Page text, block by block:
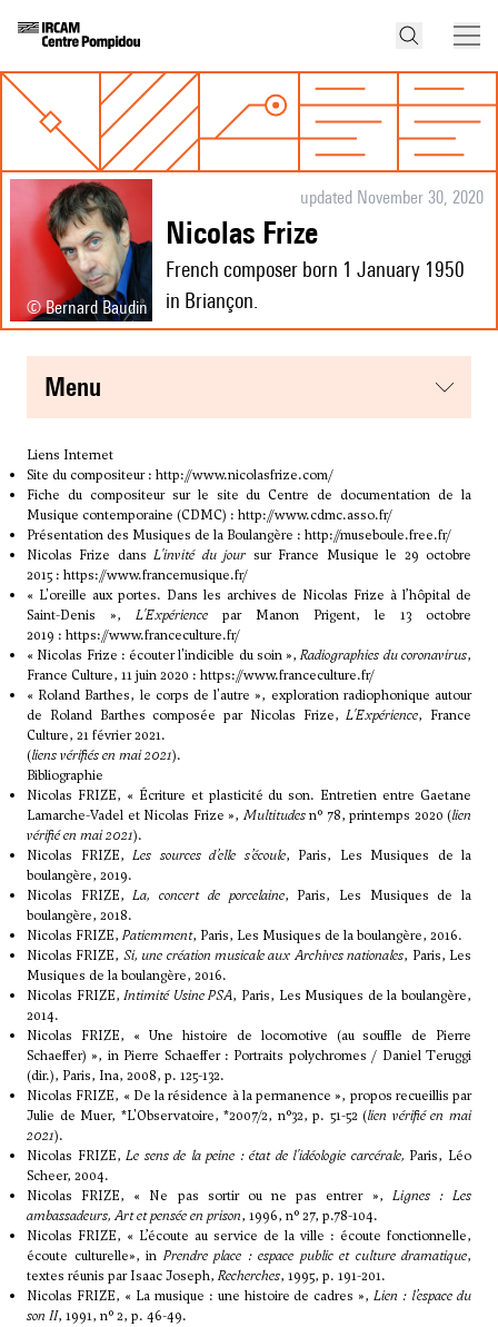
© Bernard Baudin
updated November 30, 2020
Nicolas Frize
French composer born 1 January 1950
in Briançon.
menu
Liens Internet
Site du compositeur : http://www.nicolasfrize.com/
Fiche du compositeur sur le site du Centre de documentation de la
Musique contemporaine (CDMC) : http://www.cdmc.asso.fr/
Présentation des Musiques de la Boulangère : http://museboule.free.fr/
Nicolas Frize dansL'invité du jour sur France Musique le 29 octobre
2015 : https://www.francemusique.fr/
« L'oreille aux portes. Dans les archives de Nicolas Frize à l’hôpital de
Saint-Denis », L'Expérience par Manon Prigent, le 13 octobre
2019 : https://www.franceculture.fr/
« Nicolas Frize : écouter l'indicible du soin »,Radiographies du coronavirus,
France Culture, 11 juin 2020 : https://www.franceculture.fr/
« Roland Barthes, le corps de l'autre », exploration radiophonique autour
de Roland Barthes composée par Nicolas Frize,L'Expérience, France
Culture, 21 février 2021.
(liens vérifiés en mai 2021).
Bibliographie
Nicolas FRIZE, « Écriture et plasticité du son. Entretien entre Gaetane
Lamarche-Vadel et Nicolas Frize », Multitudesn° 78, printemps 2020 (lien
vérifié en mai 2021).
Nicolas FRIZE, Les sources d’elle s’écoule, Paris, Les Musiques de la
boulangère, 2019.
Nicolas FRIZE,La, concert de porcelaine, Paris, Les Musiques de la
boulangère, 2018.
Nicolas FRIZE,Patiemment, Paris, Les Musiques de la boulangère, 2016.
Nicolas FRIZE, Si, une création musicale aux Archives nationales, Paris, Les
Musiques de la boulangère, 2016.
Nicolas FRIZE,Intimité Usine PSA, Paris, Les Musiques de la boulangère,
2014.
Nicolas FRIZE, « Une histoire de locomotive (au souffle de Pierre
Schaeffer) », in Pierre Schaeffer : Portraits polychromes / Daniel Teruggi
(dir.), Paris, Ina, 2008, p. 125-132.
Nicolas FRIZE, « De la résidence à la permanence », propos recueillis par
Julie de Muer, *L'Observatoire, *2007/2, n°32, p. 51-52 (lien vérifié en mai
2021).
Nicolas FRIZE,Le sens de la peine : état de l'idéologie carcérale, Paris, Léo
Scheer, 2004.
Nicolas FRIZE, « Ne pas sortir ou ne pas entrer », Lignes : Les
ambassadeurs, Art et pensée en prison, 1996, n° 27, p.78-104.
Nicolas FRIZE, « L’écoute au service de la ville : écoute fonctionnelle,
écoute culturelle», inPrendre place : espace public et culture dramatique,
textes réunis par Isaac Joseph, Recherches, 1995, p. 191-201.
Nicolas FRIZE, « La musique : une histoire de cadres »,Lien : l’espace du
son II, 1991, n° 2, p. 46-49.